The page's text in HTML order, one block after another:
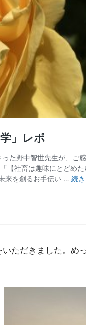
いただきました。